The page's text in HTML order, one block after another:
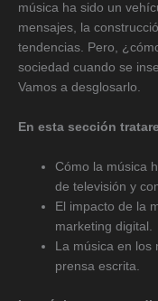
música ha sido un
mensajes, la
tendencias. Pero,
sociedad cuando se
Vamos a desglosarlo.
En esta sección
Cómo la música
de televisión y
El impacto de la
marketing digital.
La música en los
prensa escrita.